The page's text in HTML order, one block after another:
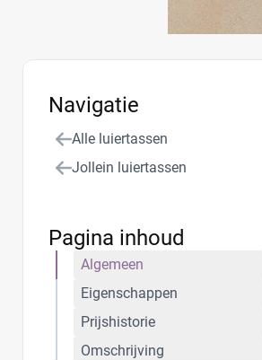
Navigatie
Alle luiertassen
Jollein luiertassen
Pagina inhoud
Algemeen
Eigenschappen
Prijshistorie
Omschrijving